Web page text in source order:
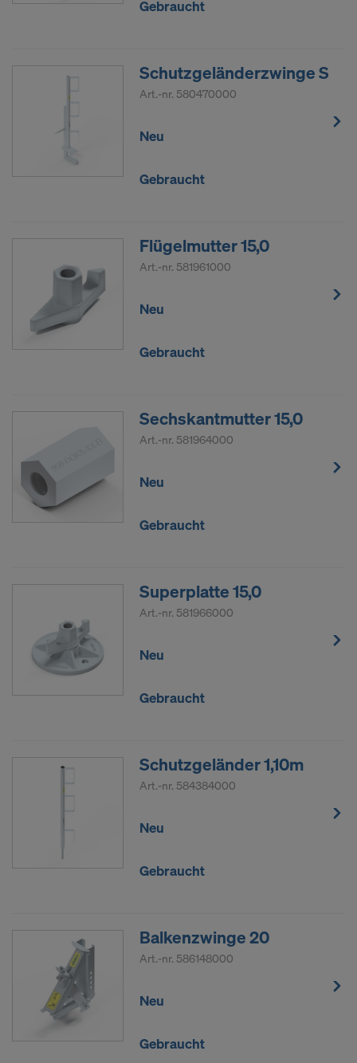
Gebraucht
Schutzgeländerzwinge S
Art.-nr. 580470000
Neu
Gebraucht
Flügelmutter 15,0
Art.-nr. 581961000
Neu
Gebraucht
Sechskantmutter 15,0
Art.-nr. 581964000
Neu
Gebraucht
Superplatte 15,0
Art.-nr. 581966000
Neu
Gebraucht
Schutzgeländer 1,10m
Art.-nr. 584384000
Neu
Gebraucht
Balkenzwinge 20
Art.-nr. 586148000
Neu
Gebraucht